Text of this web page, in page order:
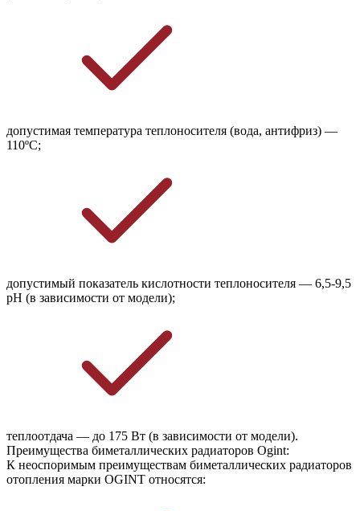
допустимая температура теплоносителя (вода, антифриз) —
110ºС;
допустимый показатель кислотности теплоносителя — 6,5-9,5
рH (в зависимости от модели);
теплоотдача — до 175 Вт (в зависимости от модели).
Преимущества биметаллических радиаторов Ogint:
К неоспоримым преимуществам биметаллических радиаторов
отопления марки OGINT относятся: